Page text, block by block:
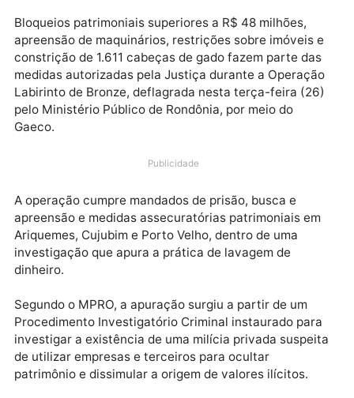
Bloqueios patrimoniais superiores a R$ 48 milhões,
apreensão de maquinários, restrições sobre imóveis
constrição de 1.611 cabeças de gado fazem parte
Labirinto de Bronze, deflagrada nesta terça-feira
Gaeco.
Publicidade
apreensão e medidas assecuratórias patrimoniais
Ariquemes, Cujubim e Porto Velho, dentro de uma
investigação que apura a prática de lavagem de
dinheiro.